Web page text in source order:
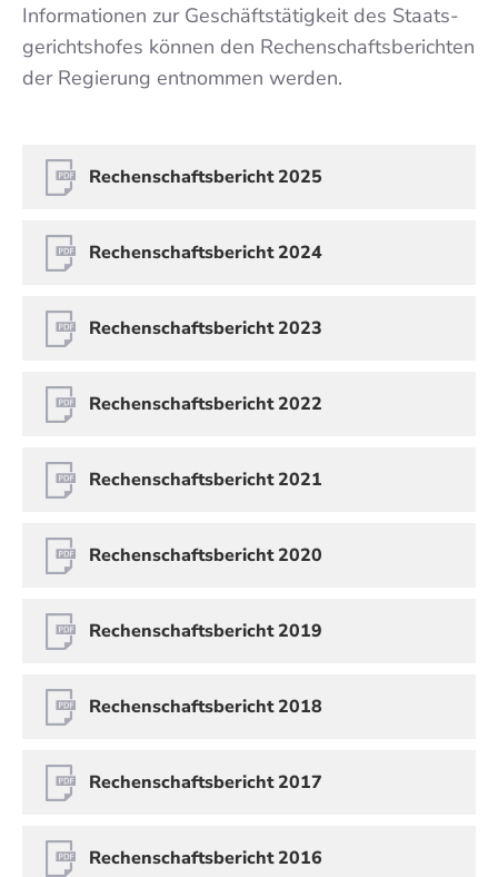
Informa­tionen zur Geschäftstätig­keit des Staats­
gerichtshofes können den Rechen­schafts­berichten
der Regie­rung entnom­men werden.
Rechenschaftsbericht 2025
Rechenschaftsbericht 2024
Rechenschaftsbericht 2023
Rechenschaftsbericht 2022
Rechenschaftsbericht 2021
Rechenschaftsbericht 2020
Rechenschaftsbericht 2019
Rechenschaftsbericht 2018
Rechenschaftsbericht 2017
Rechenschaftsbericht 2016